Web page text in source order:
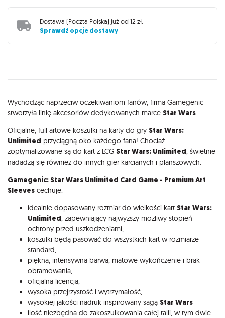
Dostawa (Poczta Polska) już od 12 zł
Sprawdź opcje dostawy
Opis
Wychodząc naprzeciw oczekiwaniom fanów, firma Gamegenic
stworzyła linię akcesoriów dedykowanych marce Star Wars.
Oficjalne, full artowe koszulki na karty do gry Star Wars:
Unlimited przyciągną oko każdego fana! Chociaż
zoptymalizowane są do kart z LCG Star Wars: Unlimited, świetnie
nadadzą się również do innych gier karcianych i planszowych.
Gamegenic: Star Wars Unlimited Card Game - Premium Art
Sleeves cechuje:
idealnie dopasowany rozmiar do wielkości kart Star Wars:
Unlimited, zapewniający najwyższy możliwy stopień
ochrony przed uszkodzeniami,
koszulki będą pasować do wszystkich kart w rozmiarze
standard,
piękna, intensywna barwa, matowe wykończenie i brak
obramowania,
oficjalna licencja,
wysoka przejrzystość i wytrzymałość,
wysokiej jakości nadruk inspirowany sagą Star Wars
ilość niezbędna do zakoszulkowania całej talii, w tym dwie